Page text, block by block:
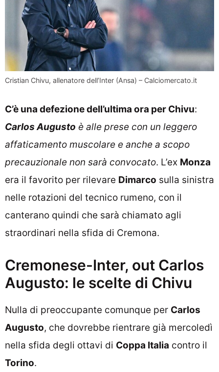
Cristian Chivu, allenatore dell’Inter (Ansa) – Calciomercato.it
C’è una defezione dell’ultima ora per Chivu:
Carlos Augusto è alle prese con un leggero
affaticamento muscolare e anche a scopo
precauzionale non sarà convocato. L’ex Monza
era il favorito per rilevare Dimarco sulla sinistra
nelle rotazioni del tecnico rumeno, con il
canterano quindi che sarà chiamato agli
straordinari nella sfida di Cremona.
Cremonese-Inter, out Carlos
Augusto: le scelte di Chivu
Nulla di preoccupante comunque per Carlos
Augusto, che dovrebbe rientrare già mercoledì
nella sfida degli ottavi di Coppa Italia contro il
Torino.